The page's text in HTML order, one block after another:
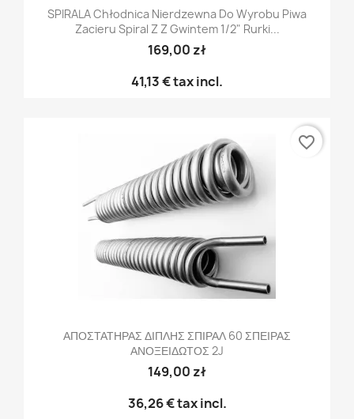
SPIRALA Chłodnica Nierdzewna Do Wyrobu Piwa
Zacieru Spiral Z Z Gwintem 1/2" Rurki...
169,00 zł
41,13 €tax incl.
ΑΠΟΣΤΑΤΗΡΑΣ ΔΙΠΛΗΣ ΣΠΙΡΑΛ 60 ΣΠΕΙΡΑΣ
ΑΝΟΞΕΙΔΩΤΟΣ 2J
149,00 zł
36,26 €tax incl.
favorite_border